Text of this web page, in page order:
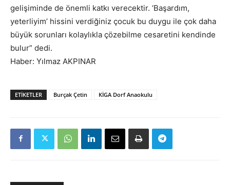
gelişiminde de önemli katkı verecektir. ‘Başardım,
yeterliyim’ hissini verdiğiniz çocuk bu duygu ile çok daha
büyük sorunları kolaylıkla çözebilme cesaretini kendinde
bulur” dedi.
Haber: Yılmaz AKPINAR
ETIKETLER Burçak Çetin KİGA Dorf Anaokulu